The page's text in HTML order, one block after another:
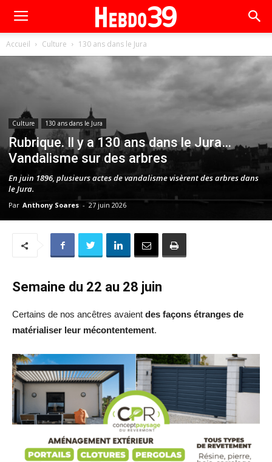
Accueil Culture 130 ans dans le Jura
Culture 130 ans dans le Jura
Rubrique. Il y a 130 ans dans le Jura…
Vandalisme sur des arbres
En juin 1896, plusieurs actes de vandalisme visèrent des arbres dans
le Jura.
Par Anthony Soares - 27 juin 2026
Semaine du 22 au 28 juin
Certains de nos ancêtres avaient des façons étranges de
matérialiser leur mécontentement.